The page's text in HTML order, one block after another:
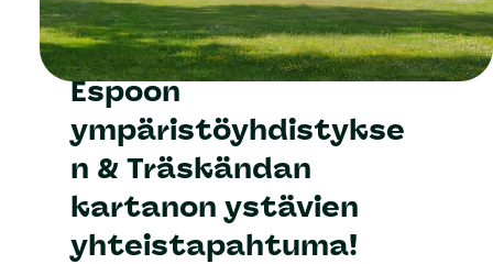
Merkkaa kalenteriin
Espoon
ympäristöyhdistykse
n & Träskändan
kartanon ystävien
yhteistapahtuma!